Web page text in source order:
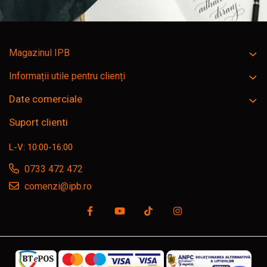
Magazinul IPB
Informații utile pentru clienți
Date comerciale
Suport clienti
L-V: 10:00-16:00
0733 472 472
comenzi@ipb.ro